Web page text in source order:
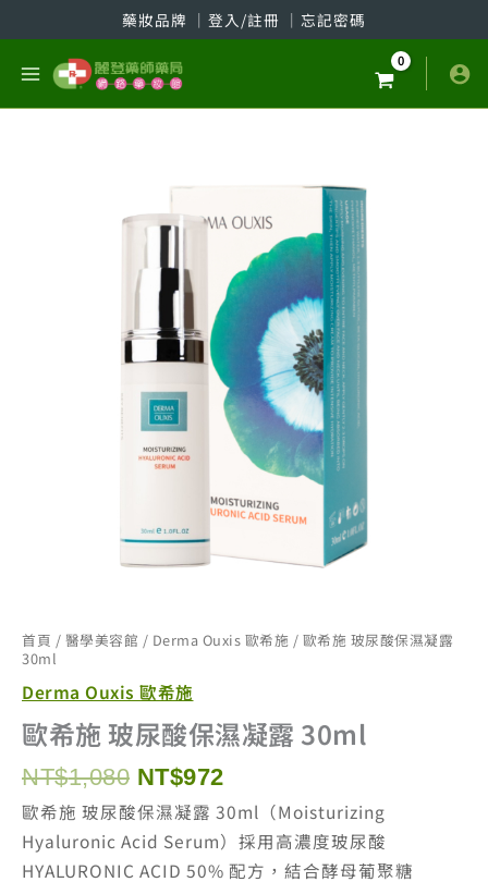
至
藥妝品牌 │ 登入/註冊 │ 忘記密碼
首頁 / 醫學美容館 / Derma Ouxis 歐希施 / 歐希施 玻尿酸保濕凝露
30ml
Derma Ouxis 歐希施
歐希施 玻尿酸保濕凝露 30ml
NT$1,080 原
始
價
格：
NT$972目
前
價
格：
歐希施 玻尿酸保濕凝露 30ml（Moisturizing
Hyaluronic Acid Serum）採用高濃度玻尿酸
HYALURONIC ACID 50% 配方，結合酵母葡聚糖